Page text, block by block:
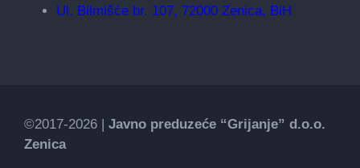
Ul. Bilmišće br. 107, 72000 Zenica, BiH
©2017-2026 | Javno preduzeće “Grijanje” d.o.o.
Zenica